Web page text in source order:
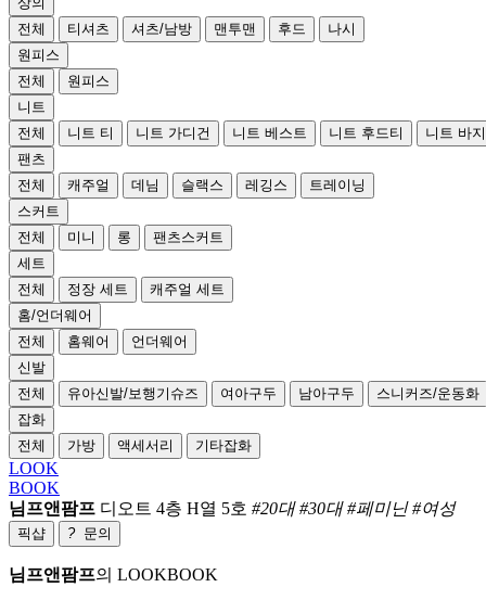
전체
티셔츠 셔츠/남방 맨투맨 후드
나시
원피스
전체
원피스
니트
전체
니트 티 니트 가디건 니트 베스트 니트 후드티
니트 바지
팬츠
전체
캐주얼 데님 슬랙스 레깅스
트레이닝
스커트
전체
미니 롱
팬츠스커트
세트
전체
정장 세트
캐주얼 세트
홈/언더웨어
전체
홈웨어
언더웨어
신발
전체
유아신발/보행기슈즈 여아구두 남아구두 스니커즈/운동화
잡화
전체
가방 액세서리 기타잡화
LOOK
BOOK
님프앤팜프 디오트 4층 H열 5호 #20대 #30대 #페미닌 #여성
픽샵 ? 문의
님프앤팜프의 LOOKBOOK